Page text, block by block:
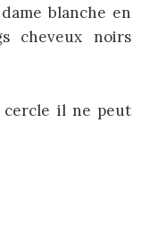
blanche en
cheveux noirs
cercle il ne peut